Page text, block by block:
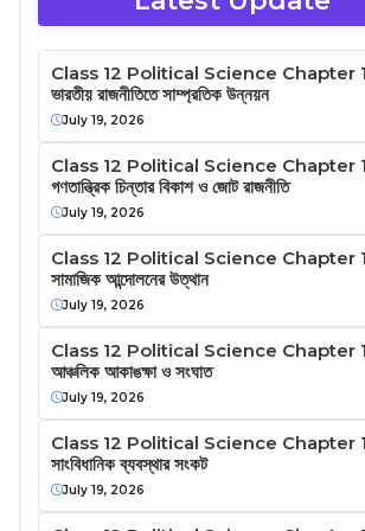
Class 12 Political Science Chapter
ভারতীয় রাজনীতিতে সাম্প্রতিক উন্নয়ন
July 19, 2026
Class 12 Political Science Chapter
গণতান্ত্রিক চিন্তার বিকাশ ও জোট রাজনীতি
July 19, 2026
Class 12 Political Science Chapter
সামাজিক আন্দোলনের উত্থান
July 19, 2026
Class 12 Political Science Chapter
আঞ্চলিক আকাঙক্ষা ও সংঘাত
July 19, 2026
Class 12 Political Science Chapter
সাংবিধানিক ব্যবস্থার সংকট
July 19, 2026